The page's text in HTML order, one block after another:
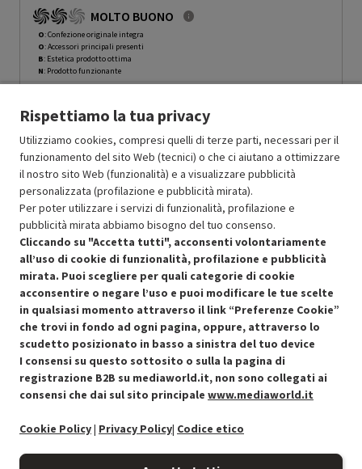
MOLTO BUONO
O: Confezione originale integra
O: Accessori principali presenti
B: Estetica prodotto ottima
N: Prodotto funzionante
Ricondizionato Prezzo ridotto da
89.10 a-30%
In Promozione 62.37
Aggiungi al carrello
SCONTO RICONDIZIONATI
Approfitta dello sconto del 30% sul prodotto ricondizionato.
Condizioni generali di vendita Recedere dal contratto qui
Rispettiamo la tua privacy
Utilizziamo cookies, compresi quelli di terze parti, necessari per il
funzionamento del sito Web (tecnici) o che ci aiutano a ottimizzare
il nostro sito Web (funzionalità) e a visualizzare pubblicità
personalizzata (profilazione e pubblicità mirata).
Per poter utilizzare i servizi di funzionalità, profilazione e
pubblicità mirata abbiamo bisogno del tuo consenso.
Cliccando su "Accetta tutti", acconsenti volontariamente
all’uso di cookie di funzionalità, profilazione e pubblicità
mirata. Puoi scegliere per quali categorie di cookie
acconsentire o negare l’uso e puoi modificare le tue scelte
in qualsiasi momento attraverso il link “Preferenze Cookie”
che trovi in fondo ad ogni pagina, oppure, attraverso lo
scudetto posizionato in basso a sinistra del tuo device
I consensi su questo sottosito o sulla la pagina di
registrazione B2B su mediaworld.it, non sono collegati ai
consensi che dai sul sito principale www.mediaworld.it
Cookie Policy| Privacy Policy| Codice etico